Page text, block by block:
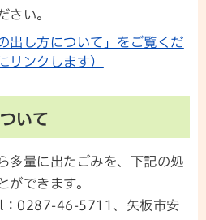
さい。
出し方について」をご覧くだ
リンクします）
いて
多量に出たごみを、下記の処
ができます。
：0287-46-5711、矢板市安